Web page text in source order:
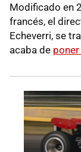
Modificado en
francés, el
Echeverri, se
acaba de